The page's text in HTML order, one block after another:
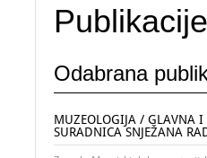
Publikacije
Odabrana
MUZEOLOGIJA / GLAVNA
SURADNICA SNJEŽANA